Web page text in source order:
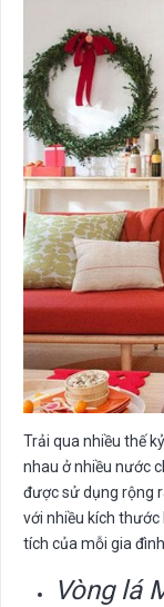
Trải qua nhiều thế
nhau ở nhiều nước
được sử dụng rộng
với nhiều kích thước
tích của mỗi gia đình.
Vòng lá